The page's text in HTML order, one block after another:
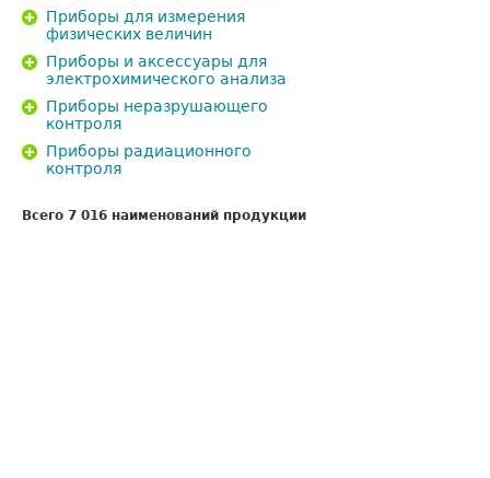
Приборы для измерения
физических величин
Приборы и аксессуары для
электрохимического анализа
Приборы неразрушающего
контроля
Приборы радиационного
контроля
Всего 7 016 наименований продукции